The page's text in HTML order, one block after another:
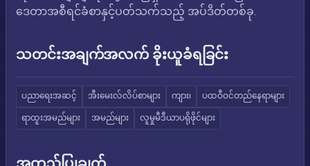
ဒေတာအစီရင်ခံစာနှင့်ပတ်သက်သည့် အပ်ဒိတ်တစ်ခု.
သတင်းအချက်အလက် ခိုးယူခံရခြင်း
ပညာရေးအဆင့် အီးမေးလ်လိပ်စာများ ကျား၊ ပထဝီဝင်တည်နေရာများ
ရာထူးအမည်များ အမည်များ လူမှုမီဒီယာပရိုဖိုင်များ